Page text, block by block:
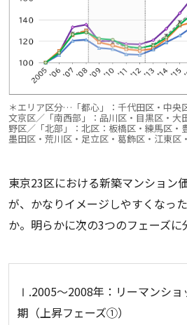
＊エリア区分…「都心」：千代田区・中央
文京区／「南西部」：品川区・目黒区・大
野区／「北部」：北区：板橋区・練馬区・
墨田区・荒川区・足立区・葛飾区・江東区
東京23区における新築マンション
が、かなりイメージしやすくなっ
か。明らかに次の3つのフェーズに
Ⅰ.2005～2008年：リーマンシ
期（上昇フェーズ①）